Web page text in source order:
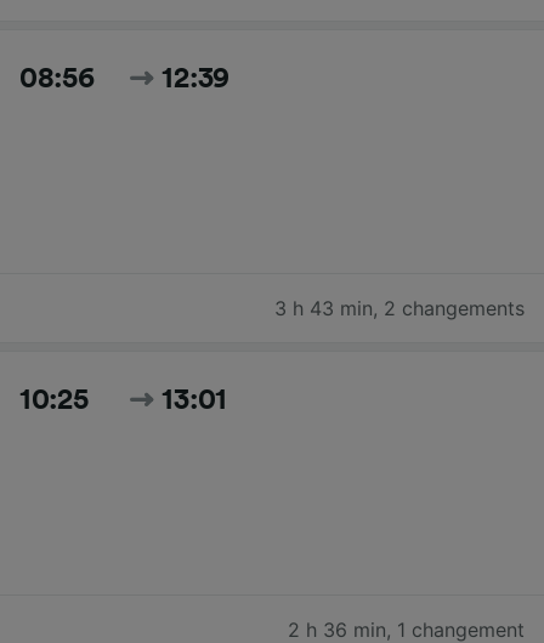
08:56 12:39
3 h 43 min, 2 changements
10:25 13:01
2 h 36 min, 1 changement